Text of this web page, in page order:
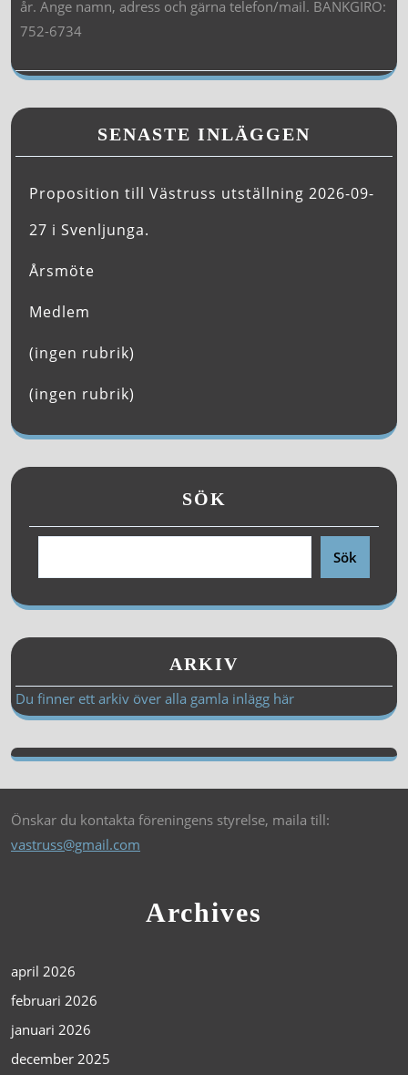
år. Ange namn, adress och gärna telefon/mail. BANKGIRO:
752-6734
SENASTE INLÄGGEN
Proposition till Västruss utställning 2026-09-
27 i Svenljunga.
Årsmöte
Medlem
(ingen rubrik)
(ingen rubrik)
SÖK
Sök
ARKIV
Du finner ett arkiv över alla gamla inlägg här
Önskar du kontakta föreningens styrelse, maila till:
vastruss@gmail.com
Archives
april 2026
februari 2026
januari 2026
december 2025